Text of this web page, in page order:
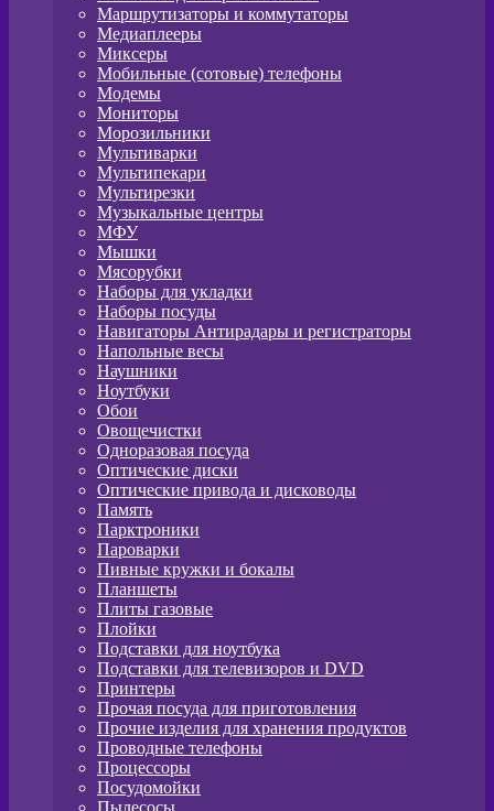
Маршрутизаторы и коммутаторы
Медиаплееры
Миксеры
Мобильные (сотовые) телефоны
Модемы
Мониторы
Морозильники
Мультиварки
Мультипекари
Мультирезки
Музыкальные центры
МФУ
Мышки
Мясорубки
Наборы для укладки
Наборы посуды
Навигаторы Антирадары и регистраторы
Напольные весы
Наушники
Ноутбуки
Обои
Овощечистки
Одноразовая посуда
Оптические диски
Оптические привода и дисководы
Память
Парктроники
Пароварки
Пивные кружки и бокалы
Планшеты
Плиты газовые
Плойки
Подставки для ноутбука
Подставки для телевизоров и DVD
Принтеры
Прочая посуда для приготовления
Прочие изделия для хранения продуктов
Проводные телефоны
Процессоры
Посудомойки
Пылесосы